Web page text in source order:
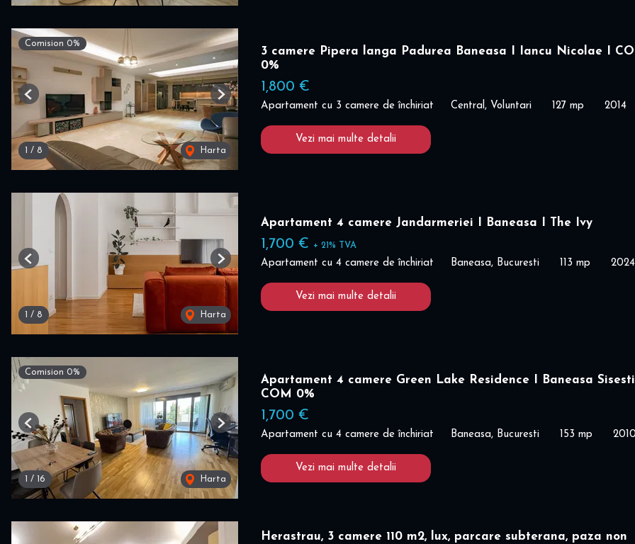
Comision 0%
1 / 8 Harta
Previous Next
3 camere Pipera langa Padurea Baneasa I Iancu Nicolae I
0%
1,800 €
Apartament cu 3 camere de închiriat Central, Voluntari 127 mp 2014
Vezi mai multe detalii
1 / 8 Harta
Previous Next
Apartament 4 camere Jandarmeriei I Baneasa I The Ivy
1,700 € + 21% TVA
Apartament cu 4 camere de închiriat Baneasa, Bucuresti 113 mp 2024
Vezi mai multe detalii
Comision 0%
1 / 16 Harta
Previous Next
Apartament 4 camere Green Lake Residence I Baneasa
COM 0%
1,700 €
Apartament cu 4 camere de închiriat Baneasa, Bucuresti 153 mp
Vezi mai multe detalii
Herastrau, 3 camere 110 m2, lux, parcare subterana, paza non